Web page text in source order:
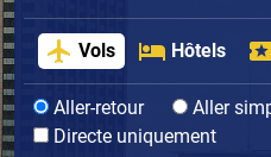
Vols Hôtels
Aller-retour
Aller
Directe uniquement